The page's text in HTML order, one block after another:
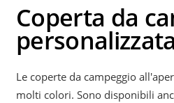
Coperta da
Le coperte da campeggio
molti colori. Sono disponibili